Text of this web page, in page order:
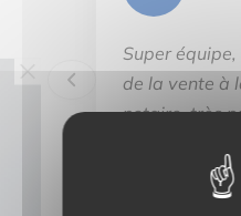
Super
de la vente à
notaire, très
En lire plus →